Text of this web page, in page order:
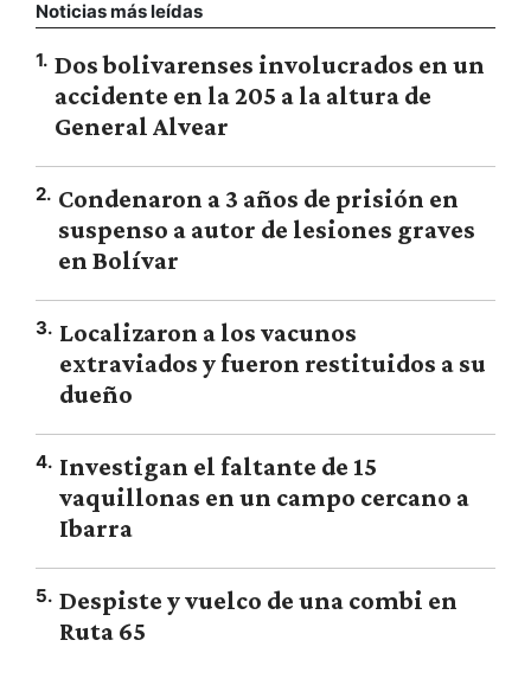
Noticias más leídas
1. Dos bolivarenses involucrados en un
accidente en la 205 a la altura de
General Alvear
2. Condenaron a 3 años de prisión en
suspenso a autor de lesiones graves
en Bolívar
3. Localizaron a los vacunos
extraviados y fueron restituidos a su
dueño
4. Investigan el faltante de 15
vaquillonas en un campo cercano a
Ibarra
5. Despiste y vuelco de una combi en
Ruta 65